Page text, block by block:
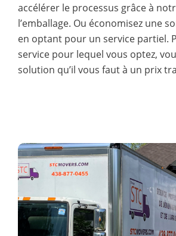
accélérer le processus grâce à
l’emballage. Ou économisez une
en optant pour un service partiel.
service pour lequel vous optez,
solution qu’il vous faut à un prix